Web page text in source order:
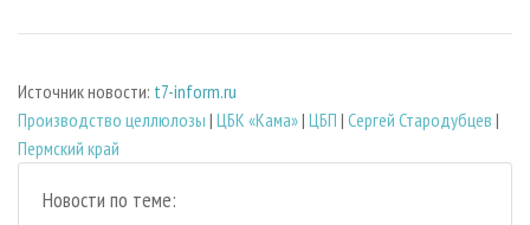
Источник новости: t7-inform.ru
Производство целлюлозы | ЦБК «Кама»| ЦБП | Сергей Стародубцев |
Пермский край
Новости по теме: